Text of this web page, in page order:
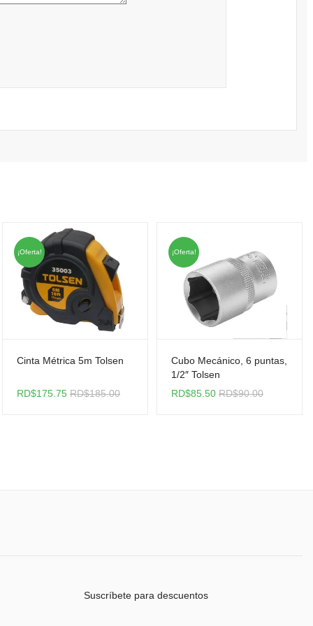
¡Oferta!
Cinta Métrica 5m Tolsen
RD$175.75 RD$185.00
¡Oferta!
Cubo Mecánico, 6 puntas,
1/2″ Tolsen
RD$85.50 RD$90.00
Suscríbete para descuentos